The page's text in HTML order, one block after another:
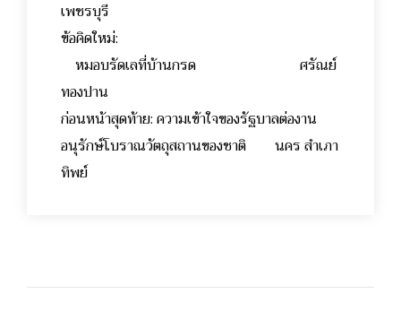
เพชรบุรี
ข้อคิดใหม่:
หมอบรัดเลที่บ้านกรด ศรัณย์
ทองปาน
ก่อนหน้าสุดท้าย: ความเข้าใจของรัฐบาลต่องาน
อนุรักษ์โบราณวัตถุสถานของชาติ นคร สำเภา
ทิพย์